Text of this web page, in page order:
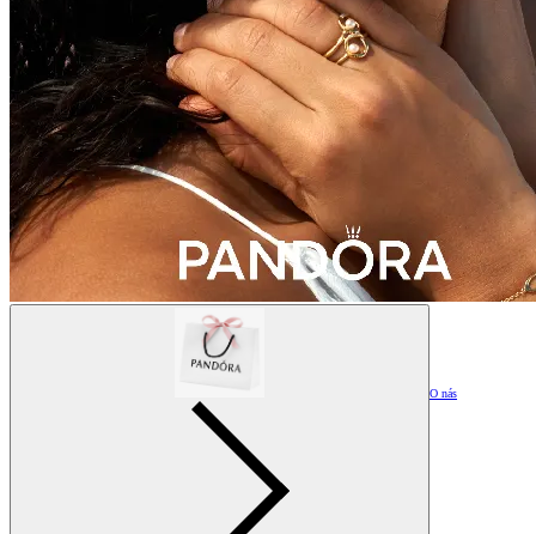
O nás